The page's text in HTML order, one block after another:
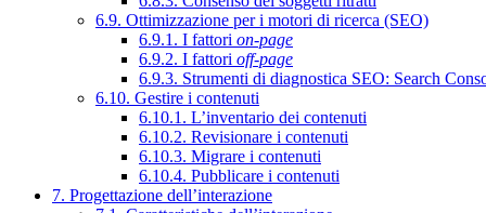
6.9. Ottimizzazione per i motori di ricerca (SEO)
6.9.1. I fattori on-page
6.9.2. I fattori off-page
6.9.3. Strumenti di diagnostica SEO: Search
6.10. Gestire i contenuti
6.10.1. L’inventario dei contenuti
6.10.2. Revisionare i contenuti
6.10.3. Migrare i contenuti
6.10.4. Pubblicare i contenuti
7. Progettazione dell’interazione